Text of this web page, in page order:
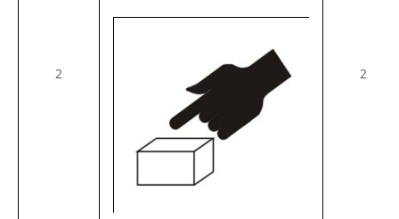
2 2